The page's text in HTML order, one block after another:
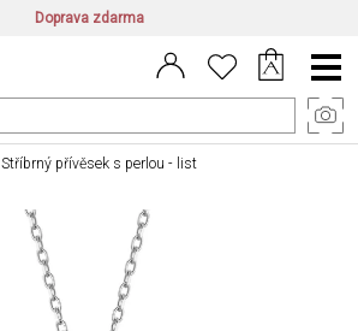
Doprava zdarma
CZ/CZK | EN/EUR PL/PLN
Main
Menu
Stříbrný přívěsek s perlou - list